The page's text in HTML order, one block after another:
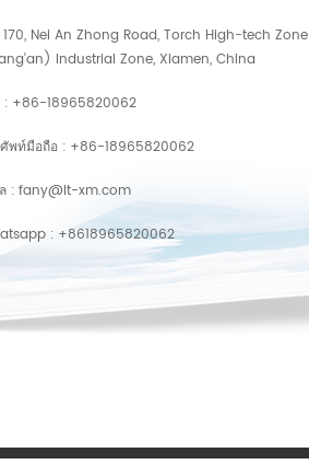
170, Nei An Zhong Road, Torch High-tech Zone
Industrial Zone, Xiamen, China
: +86-18965820062
พท์มือถือ : +86-18965820062
: fany@lt-xm.com
: +8618965820062